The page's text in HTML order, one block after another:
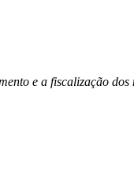
e a fiscalização dos